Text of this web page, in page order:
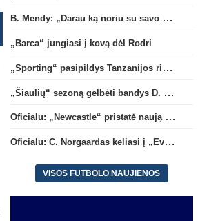
naują strategą(1)
B. Mendy: „Darau ką noriu su savo pasaulio čempionato titulu“
„Barca“ jungiasi į kovą dėl Rodri
„Sporting“ pasipildys Tanzanijos rinktinės krašto saugu
„Šiaulių“ sezoną gelbėti bandys D. Lastauskas
Oficialu: „Newcastle“ pristatė naują strategą
Oficialu: C. Norgaardas keliasi į „Everton“
VISOS FUTBOLO NAUJIENOS